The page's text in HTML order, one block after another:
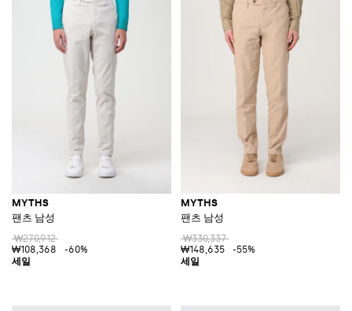
MYTHS
팬츠 남성
₩270,912
₩108,368
-60%
MYTHS
팬츠 남성
₩330,337
₩148,635
-55%